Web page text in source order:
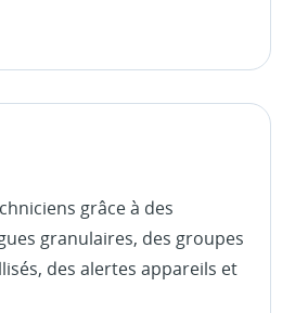
grâce à des
granulaires, des groupes
des alertes appareils et